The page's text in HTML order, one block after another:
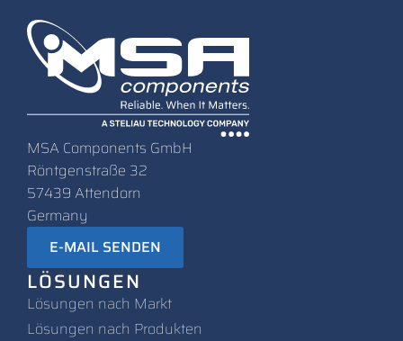
MSA Components GmbH
Röntgenstraße 32
57439 Attendorn
Germany
E-MAIL SENDEN
LÖSUNGEN
Lösungen nach Markt
Lösungen nach Produkten